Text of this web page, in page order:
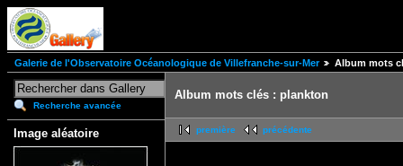
Galerie de l'Observatoire Océanologique de Villefranche-sur-Mer Album mots
Recherche avancée
Image aléatoire
Album mots clés : plankton
première précédente